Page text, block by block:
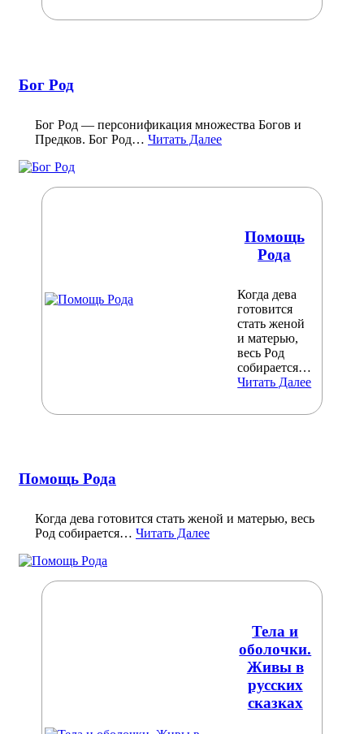
Бог Род
Бог Род — персонификация множества Богов и
Предков. Бог Род… Читать Далее
Помощь
Рода
Когда дева
готовится
стать женой
и матерью,
весь Род
собирается…
Читать Далее
Помощь Рода
Когда дева готовится стать женой и матерью, весь
Род собирается… Читать Далее
Тела и
оболочки.
Живы в
русских
сказках